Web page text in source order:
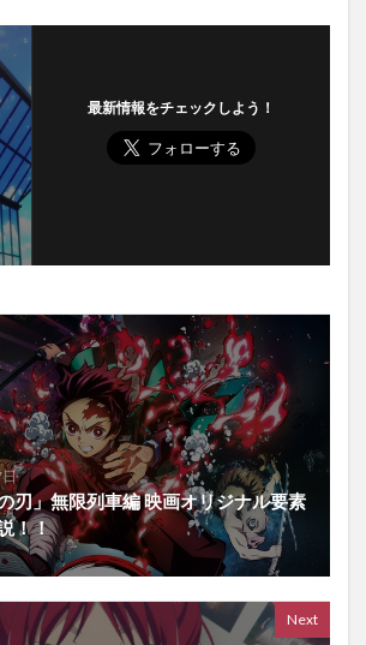
最新情報をチェックしよう！
刃」無限列車編 映画オリジナル要素
！！
Next